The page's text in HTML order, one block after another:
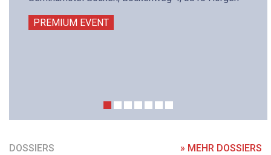
PREMIUM EVENT
DOSSIERS » MEHR DOSSIERS